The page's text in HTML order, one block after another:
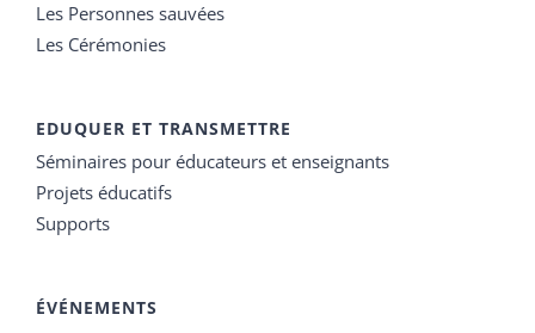
Les Personnes sauvées
Les Cérémonies
EDUQUER ET TRANSMETTRE
Séminaires pour éducateurs et enseignants
Projets éducatifs
Supports
ÉVÉNEMENTS